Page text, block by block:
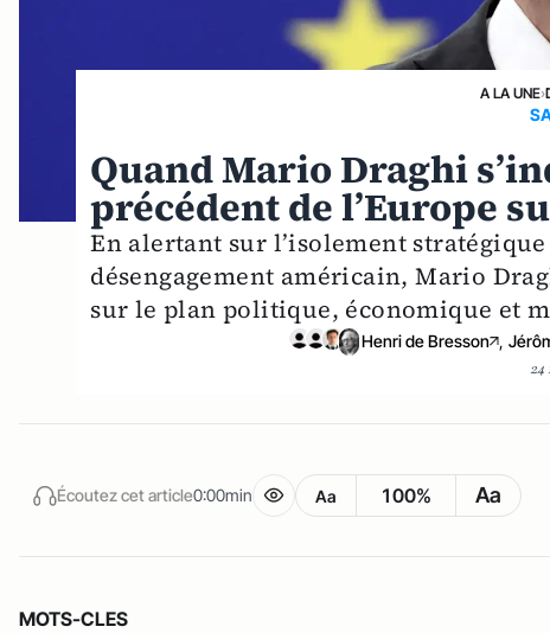
A LA UNE›
Quand Mario Draghi
précédent de l’Europe
En alertant sur l’isolement
désengagement américain, Mario
sur le plan politique, économique et
Henri de Bresson ,
Écoutez cet article0:00min Aa 100% Aa
MOTS-CLES